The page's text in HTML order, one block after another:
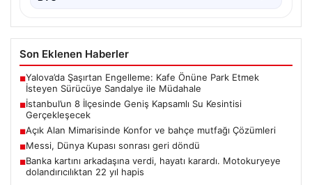
Son Eklenen Haberler
■Yalova’da Şaşırtan Engelleme: Kafe Önüne Park Etmek
İsteyen Sürücüye Sandalye ile Müdahale
■İstanbul’un 8 İlçesinde Geniş Kapsamlı Su Kesintisi
Gerçekleşecek
■Açık Alan Mimarisinde Konfor ve bahçe mutfağı Çözümleri
■Messi, Dünya Kupası sonrası geri döndü
■Banka kartını arkadaşına verdi, hayatı karardı. Motokuryeye
dolandırıcılıktan 22 yıl hapis